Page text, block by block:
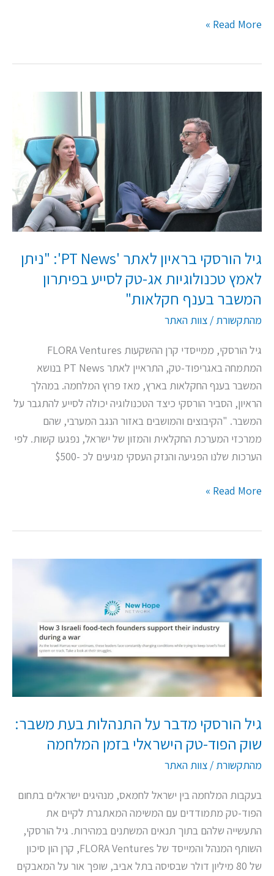
Read More »
גיל הורסקי בראיון לאתר 'PT News': "ניתן
לאמץ טכנולוגיות אג-טק לסייע בפיתרון
המשבר בענף חקלאות"
מהתקשורת / צוות האתר
גיל הורסקי, ממייסדי קרן ההשקעות FLORA Ventures
המתמחה באגריפוד-טק, התראיין לאתר PT News בנושא
המשבר בענף החקלאות בארץ, מאז פרוץ המלחמה. במהלך
הראיון, הסביר הורסקי כיצד הטכנולוגיה יכולה לסייע להתגבר על
המשבר. "הקיבוצים והמושבים באזור הנגב המערבי, שהם
ממרכזי המערכת החקלאית והמזון של ישראל, נפגעו קשות. לפי
הערכות שלנו הפגיעה והנזק העסקי מגיעים לכ -$500
הורסקי
בראיון
'PT
News':
"ניתן
אג-טק
לסייע
בפיתרון
חקלאות"
Read More »
גיל הורסקי מדבר על התנהלות בעת משבר:
שוק הפוד-טק הישראלי בזמן המלחמה
מהתקשורת / צוות האתר
בעקבות המלחמה בין ישראל לחמאס, מנהיגים ישראלים בתחום
הפוד-טק מתמודדים עם המשימה המאתגרת לקיים את
התעשייה שלהם בתוך תנאים המשתנים במהירות. גיל הורסקי,
השותף המנהל והמייסד של FLORA Ventures, קרן הון סיכון
של 80 מיליון דולר שבסיסה בתל אביב, שופך אור על המאבקים
גיל
מדבר
על
התנהלות
בעת
משבר:
שוק
הישראלי
בזמן
המלחמה